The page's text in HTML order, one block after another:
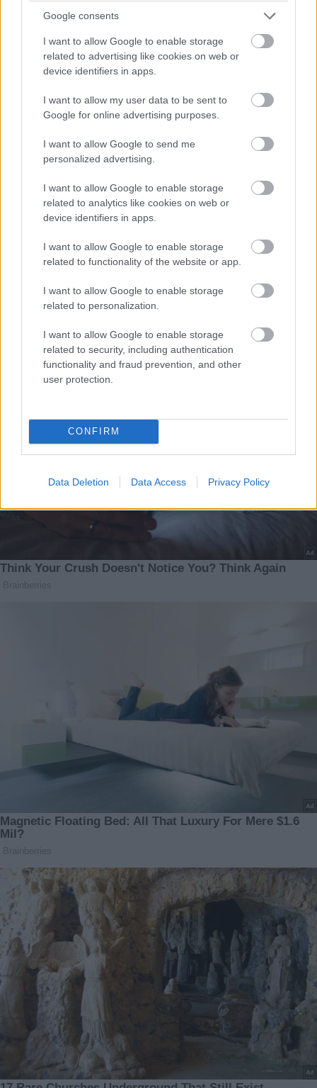
Google consents
I want to allow Google to enable storage
related to advertising like cookies on web or
device identifiers in apps.
I want to allow my user data to be sent to
Google for online advertising purposes.
I want to allow Google to send me
personalized advertising.
I want to allow Google to enable storage
related to analytics like cookies on web or
device identifiers in apps.
I want to allow Google to enable storage
related to functionality of the website or app.
I want to allow Google to enable storage
related to personalization.
I want to allow Google to enable storage
related to security, including authentication
functionality and fraud prevention, and other
user protection.
CONFIRM
Data Deletion Data Access Privacy Policy